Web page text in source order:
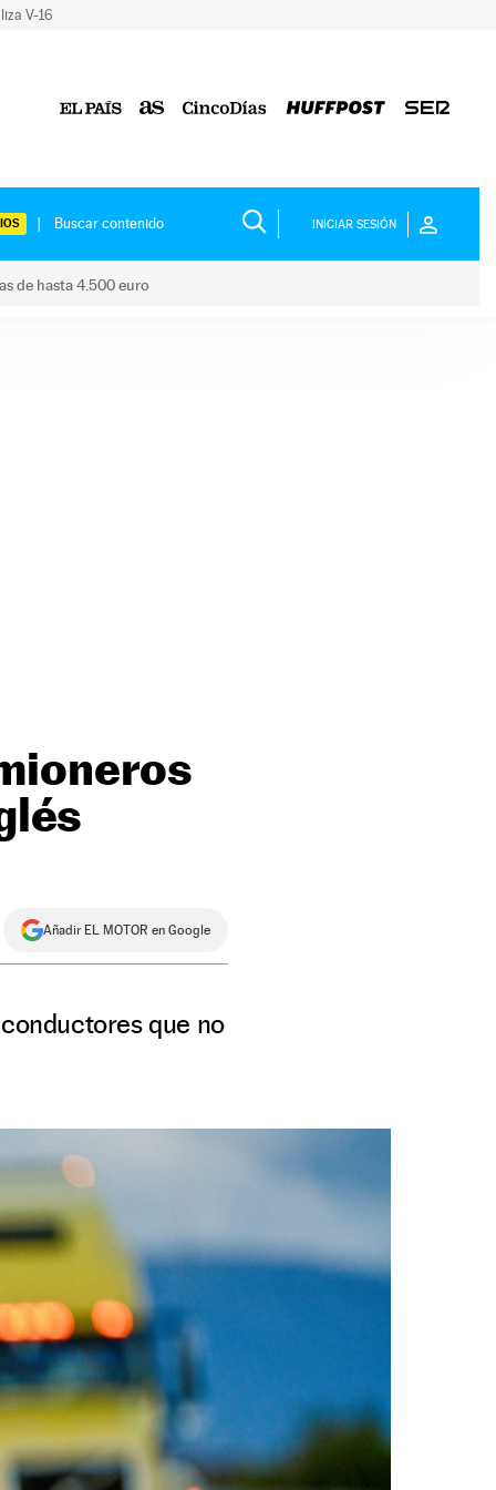
V-16
INICIAR SESIÓN
de hasta 4.500 euro
Añadir EL MOTOR en Google
que no